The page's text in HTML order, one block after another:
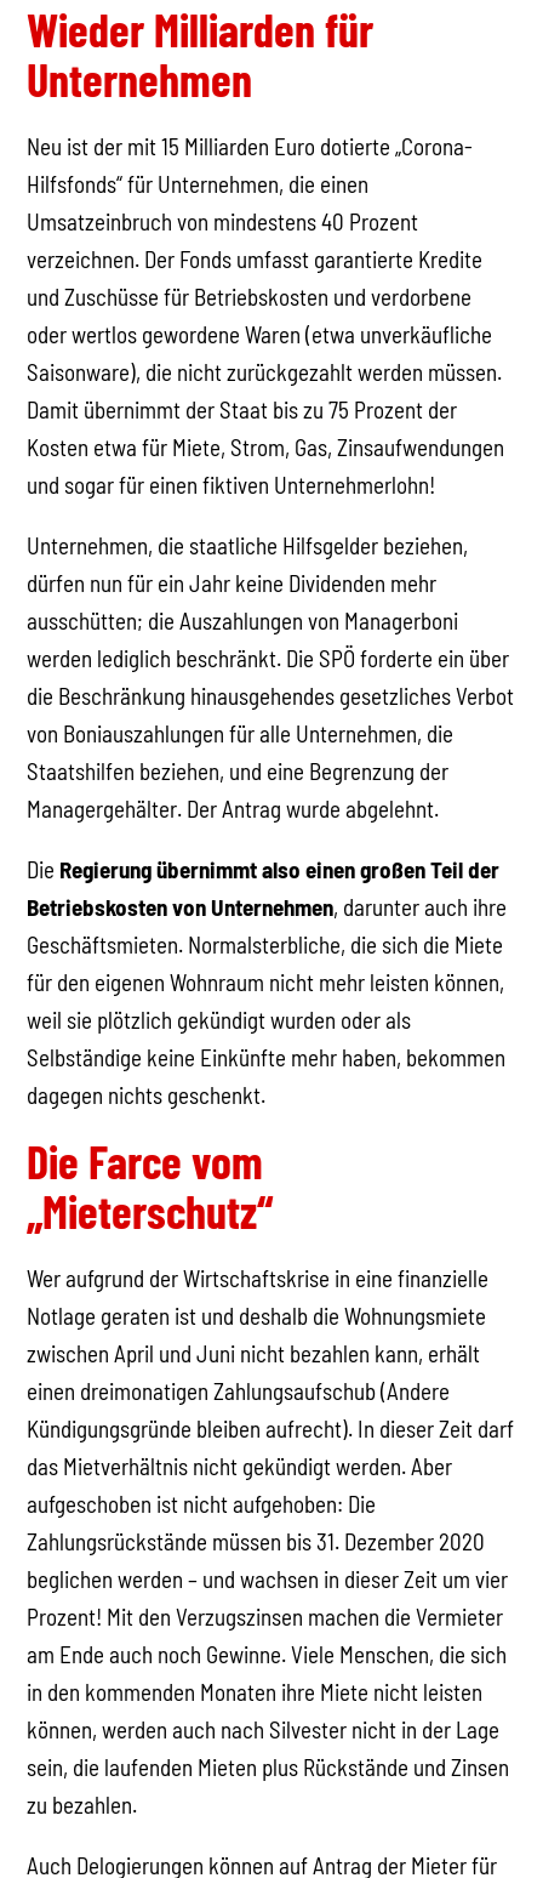
Wieder Milliarden für
Unternehmen
Neu ist der mit 15 Milliarden Euro dotierte „Corona-
Hilfsfonds“ für Unternehmen, die einen
Umsatzeinbruch von mindestens 40 Prozent
verzeichnen. Der Fonds umfasst garantierte Kredite
und Zuschüsse für Betriebskosten und verdorbene
oder wertlos gewordene Waren (etwa unverkäufliche
Saisonware), die nicht zurückgezahlt werden müssen.
Damit übernimmt der Staat bis zu 75 Prozent der
Kosten etwa für Miete, Strom, Gas, Zinsaufwendungen
und sogar für einen fiktiven Unternehmerlohn!
Unternehmen, die staatliche Hilfsgelder beziehen,
dürfen nun für ein Jahr keine Dividenden mehr
ausschütten; die Auszahlungen von Managerboni
werden lediglich beschränkt. Die SPÖ forderte ein über
die Beschränkung hinausgehendes gesetzliches Verbot
von Boniauszahlungen für alle Unternehmen, die
Staatshilfen beziehen, und eine Begrenzung der
Managergehälter. Der Antrag wurde abgelehnt.
Die Regierung übernimmt also einen großen Teil der
Betriebskosten von Unternehmen, darunter auch ihre
Geschäftsmieten. Normalsterbliche, die sich die Miete
für den eigenen Wohnraum nicht mehr leisten können,
weil sie plötzlich gekündigt wurden oder als
Selbständige keine Einkünfte mehr haben, bekommen
dagegen nichts geschenkt.
Die Farce vom
„Mieterschutz“
Wer aufgrund der Wirtschaftskrise in eine finanzielle
Notlage geraten ist und deshalb die Wohnungsmiete
zwischen April und Juni nicht bezahlen kann, erhält
einen dreimonatigen Zahlungsaufschub (Andere
Kündigungsgründe bleiben aufrecht). In dieser Zeit darf
das Mietverhältnis nicht gekündigt werden. Aber
aufgeschoben ist nicht aufgehoben: Die
Zahlungsrückstände müssen bis 31. Dezember 2020
beglichen werden – und wachsen in dieser Zeit um vier
Prozent! Mit den Verzugszinsen machen die Vermieter
am Ende auch noch Gewinne. Viele Menschen, die sich
in den kommenden Monaten ihre Miete nicht leisten
können, werden auch nach Silvester nicht in der Lage
sein, die laufenden Mieten plus Rückstände und Zinsen
zu bezahlen.
Auch Delogierungen können auf Antrag der Mieter für